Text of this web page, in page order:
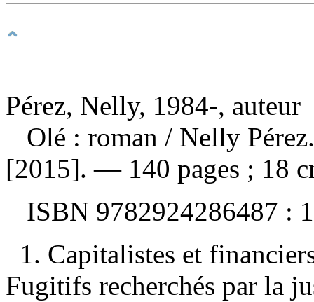
Pérez, Nelly, 1984-, auteur
Olé : roman / Nelly
[2015]. — 140 pages ; 18
ISBN 9782924286487 :
1. Capitalistes et
Fugitifs recherchés par la